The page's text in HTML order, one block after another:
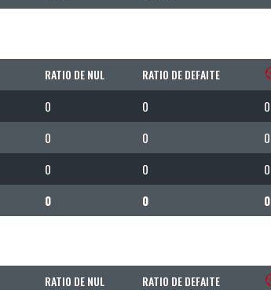
RATIO DE NUL RATIO DE DEFAITE
0 0
0
0 0
0
0 0
0
0 0 0
RATIO DE NUL RATIO DE DEFAITE